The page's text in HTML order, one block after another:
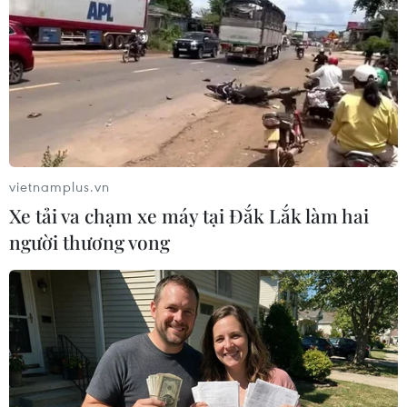
Lào phong tỏa toàn diện trung tâm
Vientiane do phát hiện ổ dịch mới
19/09/2021 01:44
Theo đề xuất, Vientiane sẽ áp dụng lệnh phong tỏa
vietnamplus.vn
Xe tải va chạm xe máy tại Đắk Lắk làm hai
người thương vong